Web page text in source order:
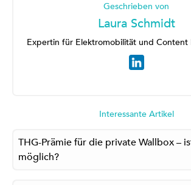
Geschrieben von
Laura Schmidt
Expertin für Elektromobilität und Content
Interessante Artikel
THG-Prämie für die private Wallbox –
möglich?